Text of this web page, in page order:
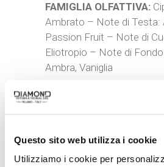
Questo sito web utilizza i cookie
Utilizziamo i cookie per
FAMIGLIA OLFATTIVA:
Ambrato – Note di Testa:
Passion Fruit – Note di
Eliotropio – Note di
Ambra, Vaniglia
MADE IN ITALY:
qualità e stile.